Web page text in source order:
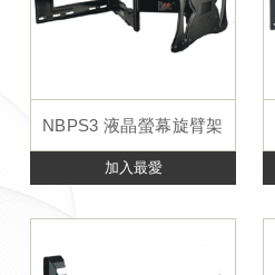
NBPS3 液晶螢幕旋臂架
加入最愛